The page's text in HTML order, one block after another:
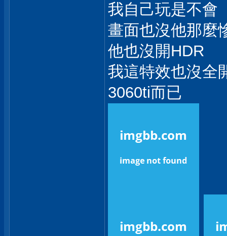
我自己玩是不會
畫面也沒他那麼
他也沒開HDR
我這特效也沒全
3060ti而已